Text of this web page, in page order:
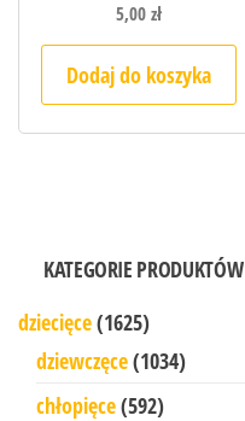
5,00zł
Dodaj do koszyka
KATEGORIE PRODUKTÓW
dziecięce(1625)
dziewczęce(1034)
chłopięce(592)